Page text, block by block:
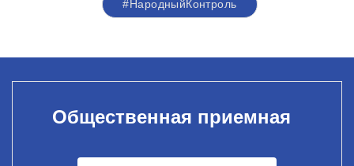
#НародныйКонтроль
Общественная приемная